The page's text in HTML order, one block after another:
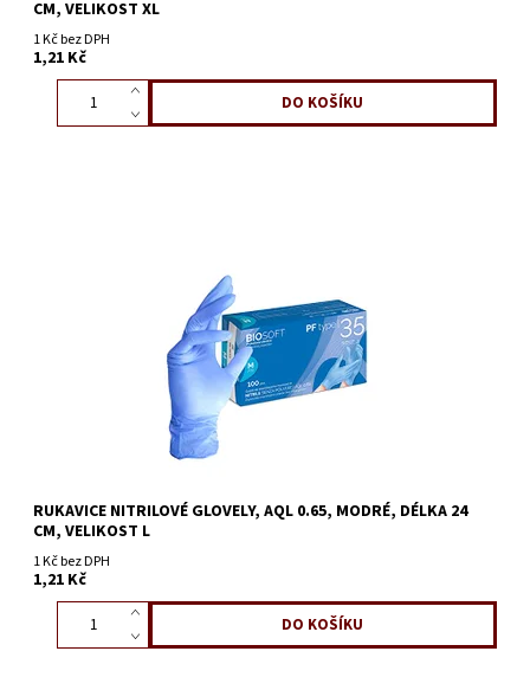
CM, VELIKOST XL
1 Kč bez DPH
1,21 Kč
RUKAVICE NITRILOVÉ GLOVELY, AQL 0.65, MODRÉ, DÉLKA 24
CM, VELIKOST L
1 Kč bez DPH
1,21 Kč